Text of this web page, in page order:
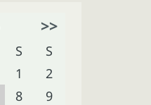
>>
S
S
1
2
8
9